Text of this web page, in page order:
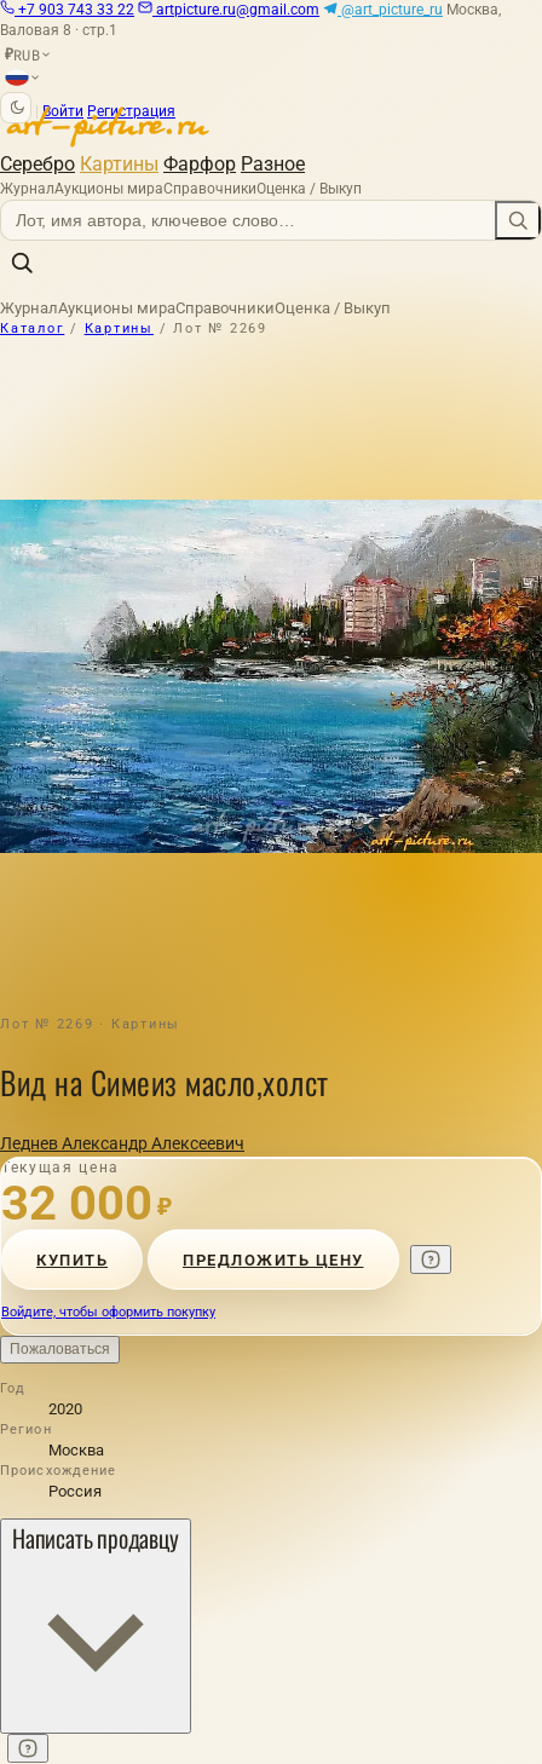
+7 903 743 33 22 artpicture.ru@gmail.com @art_picture_ru Москва,
Валовая 8 · стр.1
₽RUB
Войти Регистрация
Серебро Картины Фарфор Разное
ЖурналАукционы мираСправочникиОценка / Выкуп
ЖурналАукционы мираСправочникиОценка / Выкуп
Каталог / Картины / Лот № 2269
Лот № 2269 · Картины
Вид на Симеиз масло,холст
Леднев Александр Алексеевич
Текущая цена
32 000 ₽
КУПИТЬ ПРЕДЛОЖИТЬ ЦЕНУ
Войдите, чтобы оформить покупку
Пожаловаться
Год
2020
Регион
Москва
Происхождение
Россия
Написать продавцу